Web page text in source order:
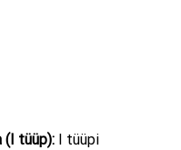
(I tüüp):
I tüüpi